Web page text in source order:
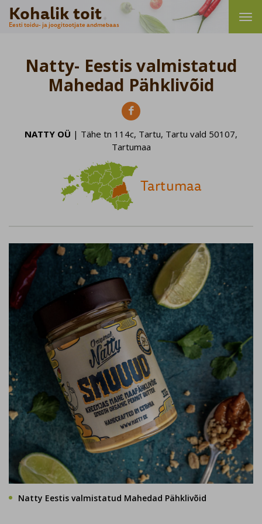
Kohalik toit
Eesti toidu- ja joogitootjate andmebaas
Natty- Eestis valmistatud
Mahedad Pähklivõid

NATTY OÜ | Tähe tn 114c, Tartu, Tartu vald 50107,
Tartumaa
Tartumaa
Natty Eestis valmistatud Mahedad Pähklivõid